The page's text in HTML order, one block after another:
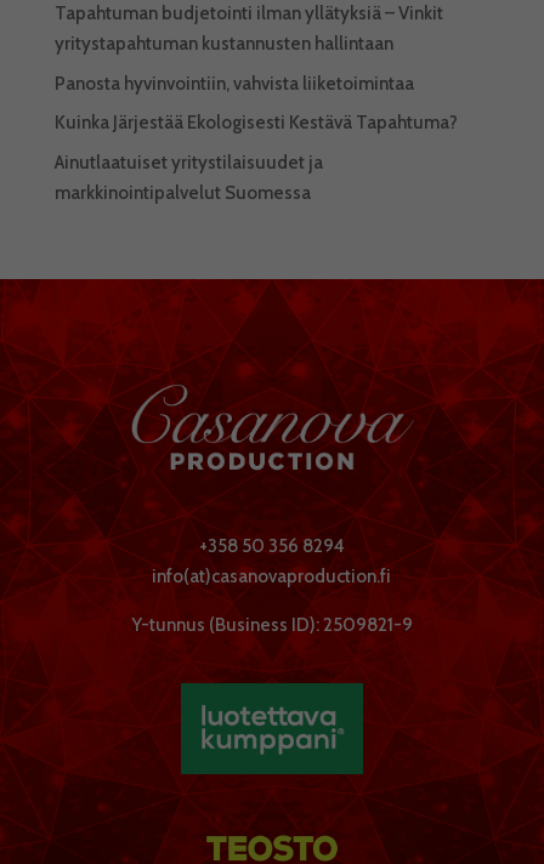
Tapahtuman budjetointi ilman yllätyksiä – Vinkit
yritystapahtuman kustannusten hallintaan
Panosta hyvinvointiin, vahvista liiketoimintaa
Kuinka Järjestää Ekologisesti Kestävä Tapahtuma?
Ainutlaatuiset yritystilaisuudet ja
markkinointipalvelut Suomessa
+358 50 356 8294
info(at)casanovaproduction.fi
Y-tunnus (Business ID): 2509821-9